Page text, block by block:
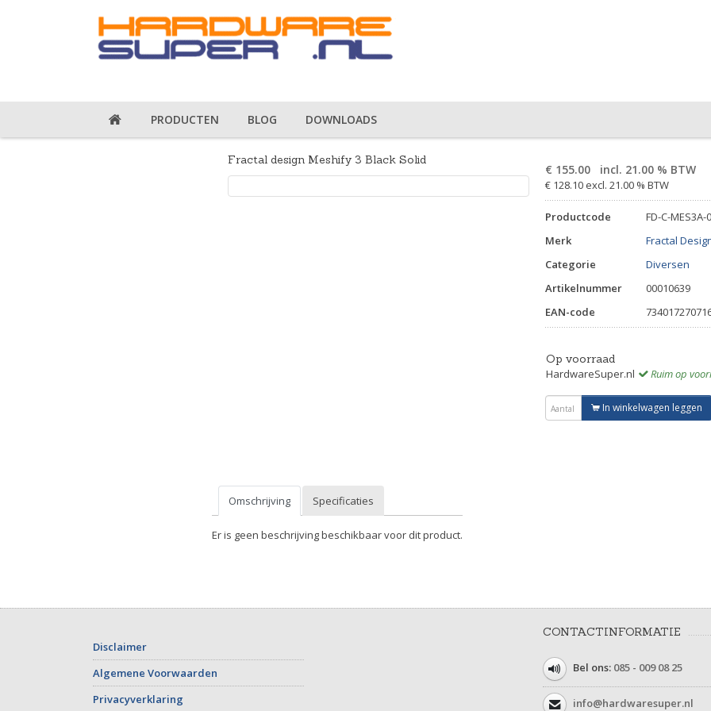
PRODUCTEN BLOG DOWNLOADS
Fractal design Meshify 3 Black Solid
€ 155.00 incl. 21.00 % BTW
€ 128.10 excl. 21.00 % BTW
Productcode
FD-C-MES3A-
Merk
Fractal
Categorie
Diversen
Artikelnummer
00010639
EAN-code
Op voorraad
HardwareSuper.nl
Ruim op
In winkelwagen leggen
Omschrijving Specificaties
Er is geen beschrijving beschikbaar voor dit product.
Disclaimer
Algemene Voorwaarden
Privacyverklaring
CONTACTINFORMATIE
Bel ons: 085 - 009 08 25
info@hardwaresuper.nl